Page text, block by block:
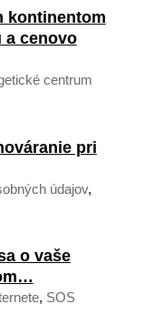
kontinentom
a cenovo
centrum
pri
údajov,
o vaše
, SOS